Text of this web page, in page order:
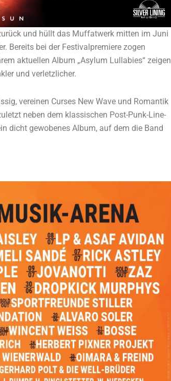
und hüllt das Muffatwerk mitten im Juni
Bereits bei der Festivalpremiere zogen
aktuellen Album „Asylum Lullabies“ zeigen
und verletzlicher.
vereinen Curses New Wave und Romantik
neben dem klassischen Post-Punk-Line-
dicht gewobenes Album, auf dem die Band